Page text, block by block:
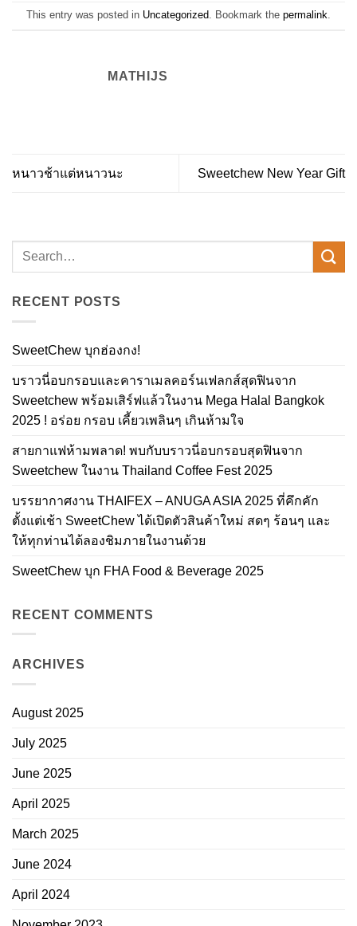
This entry was posted in Uncategorized. Bookmark the permalink.
MATHIJS
หนาวช้าแต่หนาวนะ Sweetchew New Year Gift
RECENT POSTS
SweetChew บุกฮ่องกง!
บราวนี่อบกรอบและคาราเมลคอร์นเฟลกส์สุดฟินจาก
Sweetchew พร้อมเสิร์ฟแล้วในงาน Mega Halal Bangkok
2025 ! อร่อย กรอบ เคี้ยวเพลินๆ เกินห้ามใจ
สายกาแฟห้ามพลาด! พบกับบราวนี่อบกรอบสุดฟินจาก
Sweetchew ในงาน Thailand Coffee Fest 2025
บรรยากาศงาน THAIFEX – ANUGA ASIA 2025 ที่คึกคัก
ตั้งแต่เช้า SweetChew ได้เปิดตัวสินค้าใหม่ สดๆ ร้อนๆ และ
ให้ทุกท่านได้ลองชิมภายในงานด้วย
SweetChew บุก FHA Food & Beverage 2025
RECENT COMMENTS
ARCHIVES
August 2025
July 2025
June 2025
April 2025
March 2025
June 2024
April 2024